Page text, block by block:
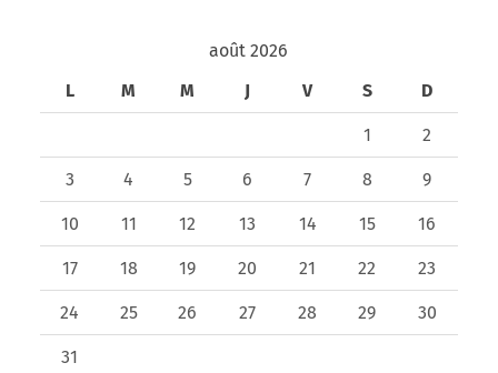
août 2026
L
M M J V S D
1 2
3 4 5 6 7 8 9
10 11 12 13 14 15 16
17 18 19 20 21 22 23
24 25 26 27 28 29 30
31